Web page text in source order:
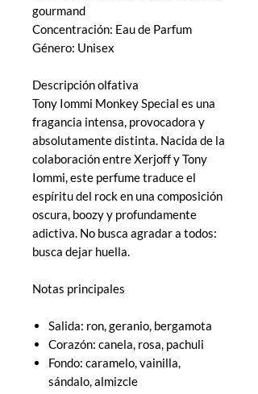
gourmand
Concentración: Eau de Parfum
Género: Unisex
Descripción olfativa
Tony Iommi Monkey Special es una
fragancia intensa, provocadora y
absolutamente distinta. Nacida de la
colaboración entre Xerjoff y Tony
Iommi, este perfume traduce el
espíritu del rock en una composición
oscura, boozy y profundamente
adictiva. No busca agradar a todos:
busca dejar huella.
Notas principales
Salida: ron, geranio, bergamota
Corazón: canela, rosa, pachuli
Fondo: caramelo, vainilla,
sándalo, almizcle